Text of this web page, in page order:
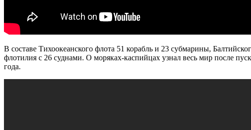
В составе Тихоокеанского флота 51 корабль и 23 субмарины,
флотилия с 26 суднами. О моряках-каспийцах узнал весь мир после
года.